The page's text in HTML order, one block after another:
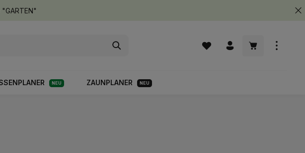
Warenkorb
NEU ZAUNPLANER NEU